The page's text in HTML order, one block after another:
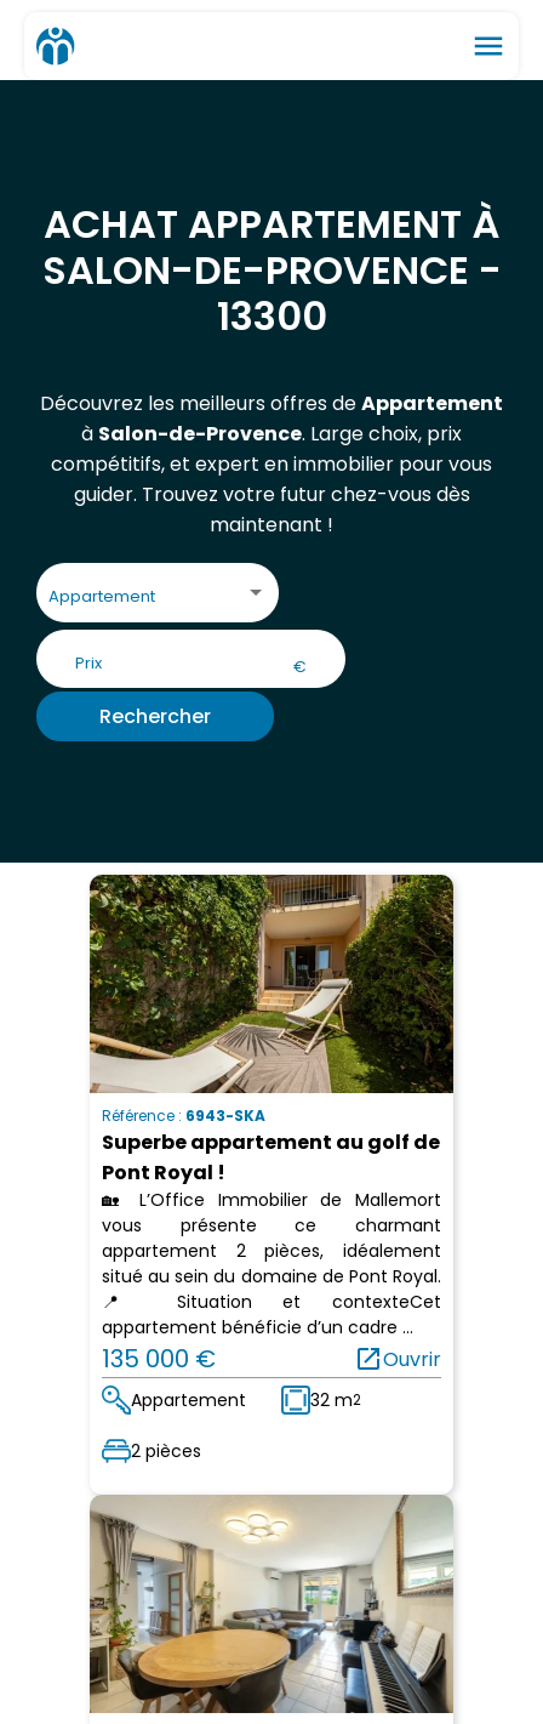
menu
ACHAT APPARTEMENT À
SALON-DE-PROVENCE -
13300
Découvrez les meilleurs offres deAppartement
à Salon-de-Provence. Large choix, prix
compétitifs, et expert en immobilier pour vous
guider. Trouvez votre futur chez-vous dès
maintenant !
Appartement
€
Rechercher
Référence : 6943-SKA
Superbe appartement au golf de
Pont Royal !
🏡 L’Office Immobilier de Mallemort
vous présente ce charmant
appartement 2 pièces, idéalement
situé au sein du domaine de Pont Royal.
📍 Situation et contexteCet
appartement bénéficie d’un cadre ...
135 000 € open_in_newOuvrir
Appartement 32 m2
2 pièces